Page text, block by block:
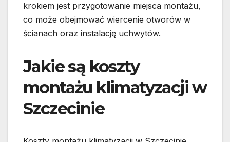
krokiem jest przygotowanie miejsca montażu,
co może obejmować wiercenie otworów w
ścianach oraz instalację uchwytów.
Jakie są koszty
montażu klimatyzacji w
Szczecinie